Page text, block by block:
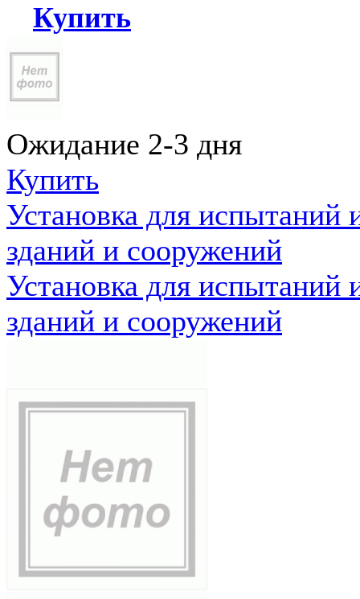
Купить
Ожидание 2-3 дня
Купить
Установка для испытаний
зданий и сооружений
Установка для испытаний
зданий и сооружений